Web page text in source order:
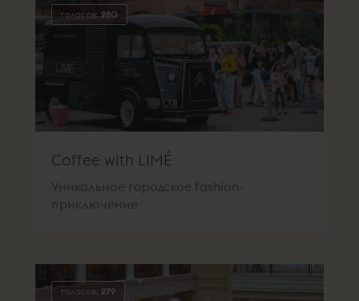
голосов: 280
Coffee with LIMÉ
Уникальное городское fashion-
приключение
голосов: 279